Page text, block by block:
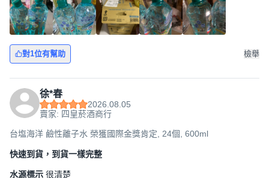
對1位有幫助 檢舉
徐*春
2026.08.05
賣家: 四皇菸酒商行
台塩海洋 鹼性離子水 榮獲國際金獎肯定, 24個, 600ml
快速到貨，到貨一樣完整
水源標示 很清楚